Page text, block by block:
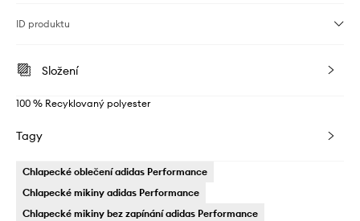
ID produktu
Složení
100 % Recyklovaný polyester
Tagy
Chlapecké oblečení adidas Performance
Chlapecké mikiny adidas Performance
Chlapecké mikiny bez zapínání adidas Performance